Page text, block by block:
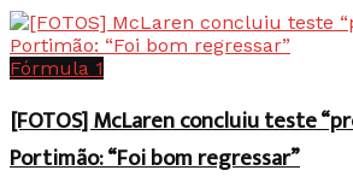
Fórmula 1
[FOTOS] McLaren concluiu teste
Portimão: “Foi bom regressar”